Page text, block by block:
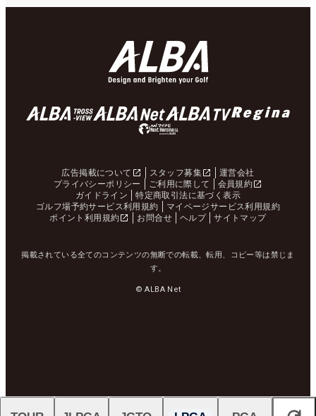
広告掲載について スタッフ募集
運営会社
プライバシーポリシー
ご利用に際して
会員規約
ガイドライン
特定商取引法に基づく表示
ゴルフ場予約サービス利用規約
マイページサービス利用規約
ポイント利用規約
お問合せ ヘルプ サイトマップ
掲載されている全てのコンテンツの無断での転載、転用、コピー等は禁じま
す。
© ALBA Net